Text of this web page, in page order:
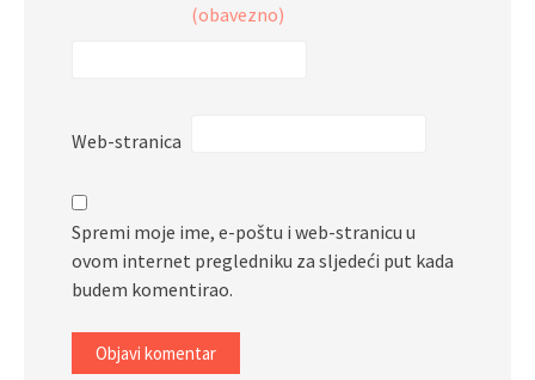
(obavezno)
Web-stranica
Spremi moje ime, e-poštu i web-stranicu u
ovom internet pregledniku za sljedeći put kada
budem komentirao.